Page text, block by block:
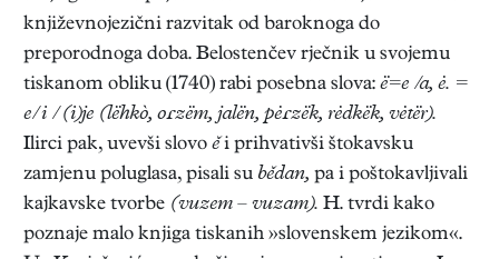
književnojezični razvitak od baroknoga do
preporodnoga doba. Belostenčev rječnik u svojemu
tiskanom obliku (1740) rabi posebna slova: ë=e /a, ė. =
e/ i / (i)je (lëhkò, oɾzëm, jalën, pėɾzëk, rėdkëk, vėtër).
Ilirci pak, uvevši slovo ěi prihvativši štokavsku
zamjenu poluglasa, pisali su bědan, pa i poštokavljivali
kajkavske tvorbe (vuzem – vuzam). H. tvrdi kako
poznaje malo knjiga tiskanih »slovenskem jezikom«.